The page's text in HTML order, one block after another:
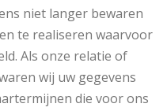
niet langer bewaren
te realiseren waarvoor
Als onze relatie of
wij uw gegevens
die voor ons